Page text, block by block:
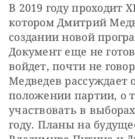
В 2019 году проходит
котором Дмитрий
создании новой
Документ еще не
войдет, почти не
Медведев рассуждает
положении партии, о
участвовать в
году. Планы на